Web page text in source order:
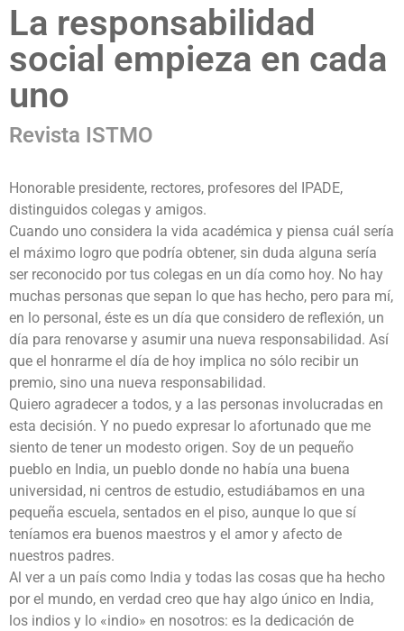
La responsabilidad
social empieza en cada
uno
Revista ISTMO
Honorable presidente, rectores, profesores del IPADE,
distinguidos colegas y amigos.
Cuando uno considera la vida académica y piensa cuál sería
el máximo logro que podría obtener, sin duda alguna sería
ser reconocido por tus colegas en un día como hoy. No hay
muchas personas que sepan lo que has hecho, pero para mí,
en lo personal, éste es un día que considero de reflexión, un
día para renovarse y asumir una nueva responsabilidad. Así
que el honrarme el día de hoy implica no sólo recibir un
premio, sino una nueva responsabilidad.
Quiero agradecer a todos, y a las personas involucradas en
esta decisión. Y no puedo expresar lo afortunado que me
siento de tener un modesto origen. Soy de un pequeño
pueblo en India, un pueblo donde no había una buena
universidad, ni centros de estudio, estudiábamos en una
pequeña escuela, sentados en el piso, aunque lo que sí
teníamos era buenos maestros y el amor y afecto de
nuestros padres.
Al ver a un país como India y todas las cosas que ha hecho
por el mundo, en verdad creo que hay algo único en India,
los indios y lo «indio» en nosotros: es la dedicación de